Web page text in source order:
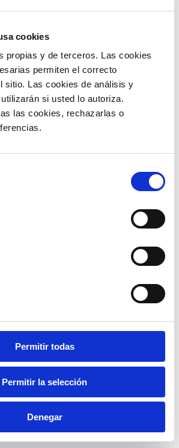
cookies
propias y de terceros. Las cookies
permiten el correcto
sitio. Las cookies de análisis y
si usted lo autoriza.
las cookies, rechazarlas o
Permitir todas
Permitir la selección
Denegar
du connecteur
laréception :